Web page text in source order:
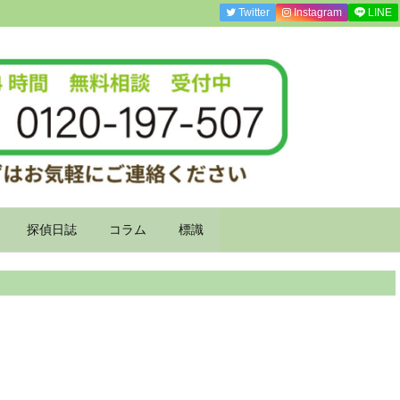
探偵日誌 コラム 標識
Twitter Instagram LINE